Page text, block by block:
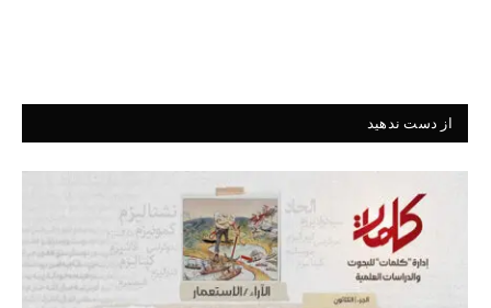
از دست ندهید